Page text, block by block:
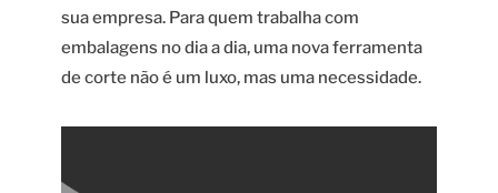
sua empresa. Para quem trabalha com
embalagens no dia a dia, uma nova ferramenta
de corte não é um luxo, mas uma necessidade.